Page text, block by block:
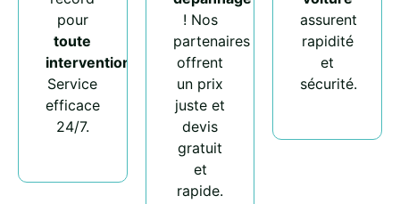
pour
toute
intervention
Service
efficace
24/7.
! Nos
partenaires
offrent
un prix
juste et
devis
gratuit
et
rapide.
assurent
rapidité
et
sécurité.